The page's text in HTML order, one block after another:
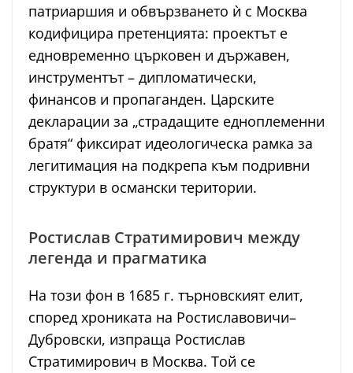
патриаршия и обвързването ѝ с Москва
кодифицира претенцията: проектът е
едновременно църковен и държавен,
инструментът – дипломатически,
финансов и пропаганден. Царските
декларации за „страдащите едноплеменни
братя“ фиксират идеологическа рамка за
легитимация на подкрепа към подривни
структури в османски територии.
Ростислав Стратимирович между
легенда и прагматика
На този фон в 1685 г. търновският елит,
според хрониката на Ростиславовичи–
Дубровски, изпраща Ростислав
Стратимирович в Москва. Той се